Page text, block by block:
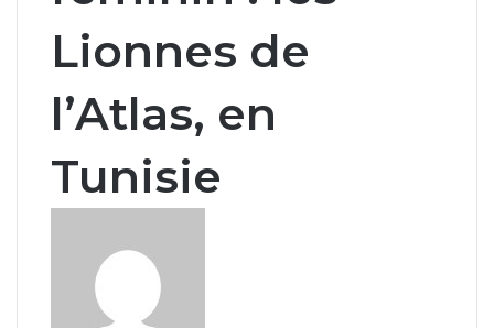
Lionnes de
l’Atlas, en
Tunisie